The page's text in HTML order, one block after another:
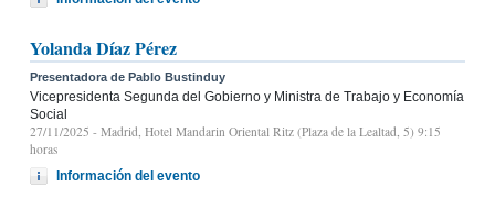
Yolanda Díaz Pérez
Presentadora de Pablo Bustinduy
Vicepresidenta Segunda del Gobierno y Ministra de Trabajo y Economía
Social
27/11/2025 - Madrid, Hotel Mandarin Oriental Ritz (Plaza de la Lealtad, 5) 9:15
horas
Información del evento